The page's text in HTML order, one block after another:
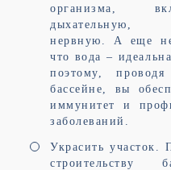
организма,
дыхательную,
нервную. А еще
что вода –
поэтому,
бассейне, вы
иммунитет и
заболеваний.
Украсить участок.
строительству